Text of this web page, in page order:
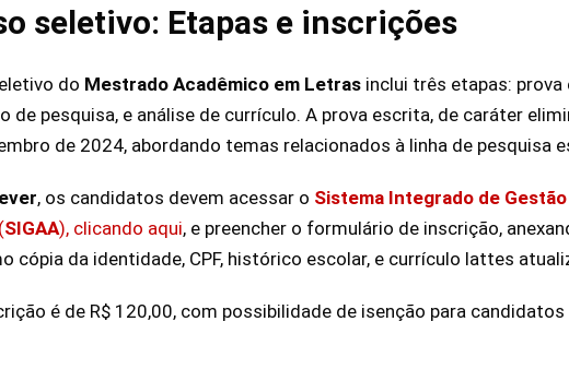
seletivo: Etapas e inscrições
do Mestrado Acadêmico em Letras inclui três etapas:
de pesquisa, e análise de currículo. A prova escrita, de caráter
de 2024, abordando temas relacionados à linha de pesquisa
, os candidatos devem acessar o Sistema Integrado de
(SIGAA), clicando aqui, e preencher o formulário de inscrição,
cópia da identidade, CPF, histórico escolar, e currículo lattes
é de R$ 120,00, com possibilidade de isenção para